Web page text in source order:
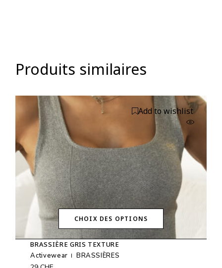
Produits similaires
CHOIX DES OPTIONS
Ce
produit
a
plusieurs
Add to wishlist
BRASSIÈRE GRIS TEXTURE
Activewear
BRASSIÈRES